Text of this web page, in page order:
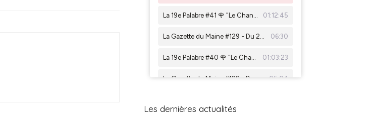
Les dernières actualités